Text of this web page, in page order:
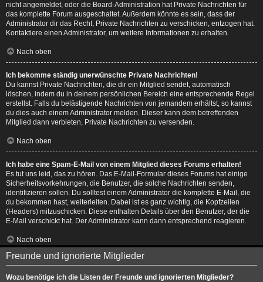
nicht angemeldet, oder die Board-Administration hat Private Nachrichten für
das komplette Forum ausgeschaltet. Außerdem könnte es sein, dass der
Administrator dir das Recht, Private Nachrichten zu verschicken, entzogen hat.
Kontaktiere einen Administrator, um weitere Informationen zu erhalten.
Nach oben
Ich bekomme ständig unerwünschte Private Nachrichten!
Du kannst Private Nachrichten, die dir ein Mitglied sendet, automatisch
löschen, indem du in deinem persönlichen Bereich eine entsprechende Regel
erstellst. Falls du belästigende Nachrichten von jemandem erhältst, so kannst
du dies auch einem Administrator melden. Dieser kann dem betreffenden
Mitglied dann verbieten, Private Nachrichten zu versenden.
Nach oben
Ich habe eine Spam-E-Mail von einem Mitglied dieses Forums erhalten!
Es tut uns leid, das zu hören. Das E-Mail-Formular dieses Forums hat einige
Sicherheitsvorkehrungen, die Benutzer, die solche Nachrichten senden,
identifizieren sollen. Du solltest einem Administrator die komplette E-Mail, die
du bekommen hast, weiterleiten. Dabei ist es ganz wichtig, die Kopfzeilen
(Headers) mitzuschicken. Diese enthalten Details über den Benutzer, der die
E-Mail verschickt hat. Der Administrator kann dann entsprechend reagieren.
Nach oben
Freunde und ignorierte Mitglieder
Wozu benötige ich die Listen der Freunde und ignorierten Mitglieder?